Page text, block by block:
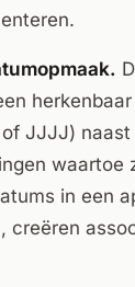
JJJJ) naast
waartoe
in een
creëren